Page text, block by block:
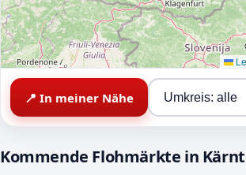
📍 In meiner Nähe
Kommende Flohmärkte in